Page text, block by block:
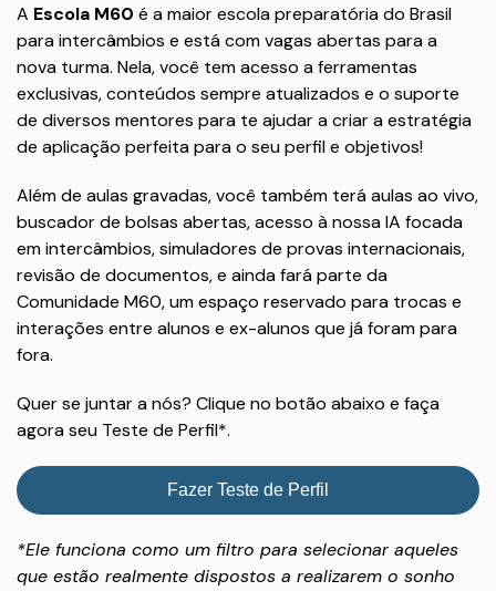
A Escola M60 é a maior escola preparatória do Brasil
para intercâmbios e está com vagas abertas para a
nova turma. Nela, você tem acesso a ferramentas
exclusivas, conteúdos sempre atualizados e o suporte
de diversos mentores para te ajudar a criar a estratégia
de aplicação perfeita para o seu perfil e objetivos!
Além de aulas gravadas, você também terá aulas ao vivo,
buscador de bolsas abertas, acesso à nossa IA focada
em intercâmbios, simuladores de provas internacionais,
revisão de documentos, e ainda fará parte da
Comunidade M60, um espaço reservado para trocas e
interações entre alunos e ex-alunos que já foram para
fora.
Quer se juntar a nós? Clique no botão abaixo e faça
agora seu Teste de Perfil*.
Fazer Teste de Perfil
*Ele funciona como um filtro para selecionar aqueles
que estão realmente dispostos a realizarem o sonho